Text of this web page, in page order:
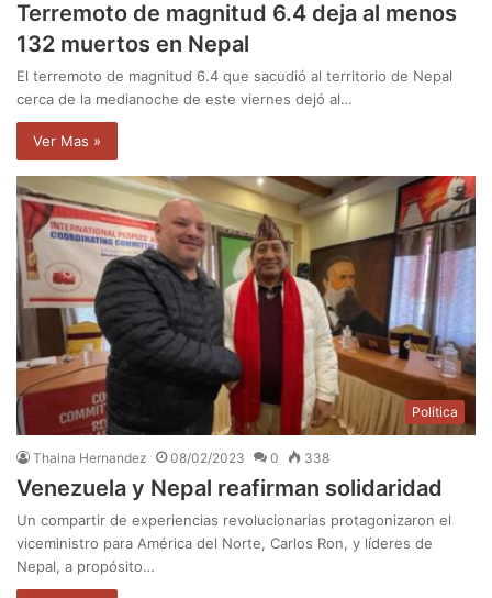
Terremoto de magnitud 6.4 deja al menos
132 muertos en Nepal
El terremoto de magnitud 6.4 que sacudió al territorio de Nepal
cerca de la medianoche de este viernes dejó al…
Ver Mas »
Política
Thaina Hernandez 08/02/2023 0 338
Venezuela y Nepal reafirman solidaridad
Un compartir de experiencias revolucionarias protagonizaron el
viceministro para América del Norte, Carlos Ron, y líderes de
Nepal, a propósito…